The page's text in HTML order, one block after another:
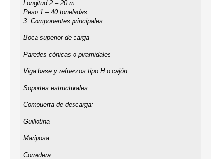
Longitud 2 – 20 m
Peso 1 – 40 toneladas
3. Componentes principales
Boca superior de carga
Paredes cónicas o piramidales
Viga base y refuerzos tipo H o cajón
Soportes estructurales
Compuerta de descarga:
Guillotina
Mariposa
Corredera